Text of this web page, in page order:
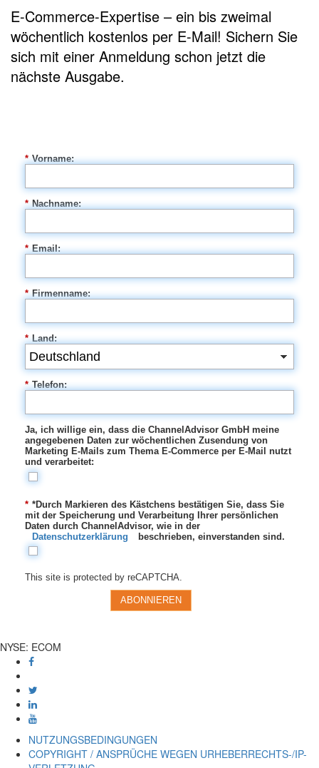
E-Commerce-Expertise – ein bis zweimal
wöchentlich kostenlos per E-Mail! Sichern Sie
sich mit einer Anmeldung schon jetzt die
nächste Ausgabe.
* Vorname:
* Nachname:
* Email:
* Firmenname:
* Land:
* Telefon:
Ja, ich willige ein, dass die ChannelAdvisor GmbH meine
angegebenen Daten zur wöchentlichen Zusendung von
Marketing E-Mails zum Thema E-Commerce per E-Mail nutzt
und verarbeitet:
* *Durch Markieren des Kästchens bestätigen Sie, dass Sie
mit der Speicherung und Verarbeitung Ihrer persönlichen
Daten durch ChannelAdvisor, wie in der
Datenschutzerklärung
beschrieben, einverstanden sind.
This site is protected by reCAPTCHA.
ABONNIEREN
NYSE: ECOM
NUTZUNGSBEDINGUNGEN
COPYRIGHT / ANSPRÜCHE WEGEN URHEBERRECHTS-/IP-